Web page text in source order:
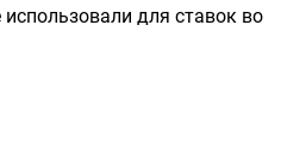
для ставок во